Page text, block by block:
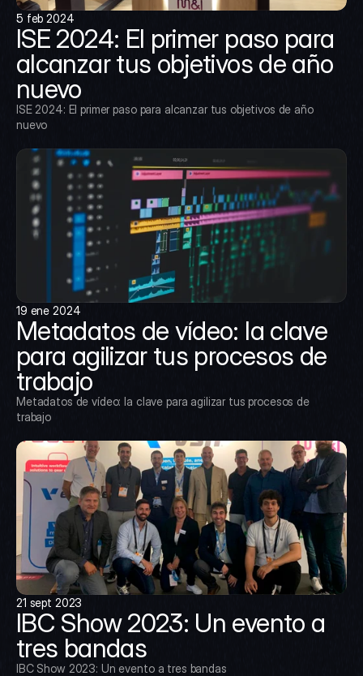
5 feb 2024
ISE 2024: El primer paso para
alcanzar tus objetivos de año
nuevo
ISE 2024: El primer paso para alcanzar tus objetivos de año
nuevo
19 ene 2024
Metadatos de vídeo: la clave
para agilizar tus procesos de
trabajo
Metadatos de vídeo: la clave para agilizar tus procesos de
trabajo
21 sept 2023
IBC Show 2023: Un evento a
tres bandas
IBC Show 2023: Un evento a tres bandas